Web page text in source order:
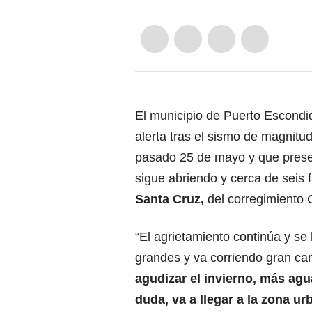
El municipio de Puerto
alerta tras el sismo de
pasado 25 de mayo y que
sigue abriendo y cerca de
Santa Cruz, del corregimiento
“El agrietamiento continúa y
grandes y va corriendo gran
agudizar el invierno, más
duda, va a llegar a la zona